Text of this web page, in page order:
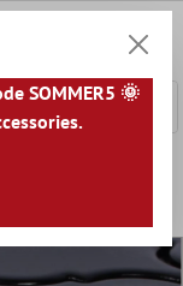
Florentiner
SOMMER5 🌞